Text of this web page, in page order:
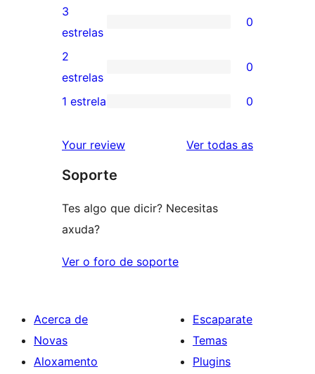
5
estrelas
valoracións
de
4
estrelas
0
valoracións
de
3
3
estrelas
0
0
valoracións
2
2
estrelas
0
de
1
1 estrela 0
Your review Ver todas asvaloracións
Soporte
Tes algo que dicir? Necesitas
axuda?
Ver o foro de soporte
Acerca de
Novas
Aloxamento
Escaparate
Temas
Plugins